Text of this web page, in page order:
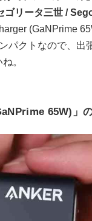
リータ三世 /
(GaNPrime
パクトなので、出
。
65W)」